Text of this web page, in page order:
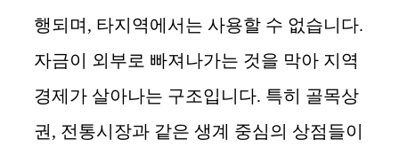
행되며, 타지역에서는 사용할 수 없습니다.
자금이 외부로 빠져나가는 것을 막아 지역
경제가 살아나는 구조입니다. 특히 골목상
권, 전통시장과 같은 생계 중심의 상점들이